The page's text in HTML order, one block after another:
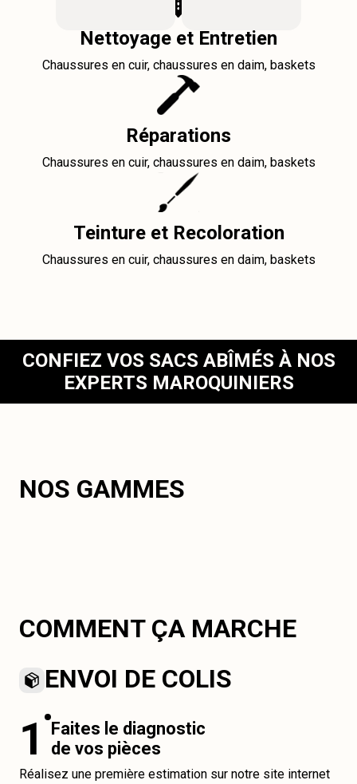
Nettoyage et Entretien
Chaussures en cuir, chaussures en daim, baskets
Réparations
Chaussures en cuir, chaussures en daim, baskets
Teinture et Recoloration
Chaussures en cuir, chaussures en daim, baskets
CONFIEZ VOS SACS ABÎMÉS À NOS
EXPERTS MAROQUINIERS
NOS GAMMES
COMMENT ÇA MARCHE
ENVOI DE COLIS
1
Faites le diagnostic
de vos pièces
Réalisez une première estimation sur notre site internet